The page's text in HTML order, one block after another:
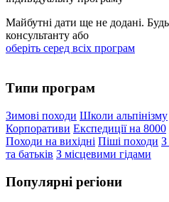
Майбутні дати ще не додані.
консультанту або
оберіть серед всіх програм
Типи програм
Зимові походи Школи альпінізму
Корпоративи Експедиції на 8000
Походи на вихідні Піші походи З
та батьків З місцевими гідами
Популярні регіони